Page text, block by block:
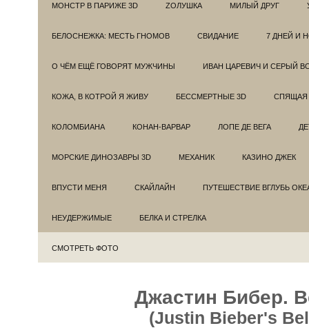
МОНСТР В ПАРИЖЕ 3D ZОЛУШКА МИЛЫЙ ДРУГ
БЕЛОСНЕЖКА: МЕСТЬ ГНОМОВ СВИДАНИЕ 7 ДНЕЙ И
О ЧЁМ ЕЩЁ ГОВОРЯТ МУЖЧИНЫ ИВАН ЦАРЕВИЧ И СЕРЫЙ
КОЖА, В КОТРОЙ Я ЖИВУ БЕССМЕРТНЫЕ 3D СПЯЩАЯ
КОЛОМБИАНА КОНАН-ВАРВАР ЛОПЕ ДЕ ВЕГА
МОРСКИЕ ДИНОЗАВРЫ 3D МЕХАНИК КАЗИНО ДЖЕК
ВПУСТИ МЕНЯ СКАЙЛАЙН ПУТЕШЕСТВИЕ ВГЛУБЬ
НЕУДЕРЖИМЫЕ БЕЛКА И СТРЕЛКА
СМОТРЕТЬ ФОТО
Джастин Бибер.
(Justin Bieber's